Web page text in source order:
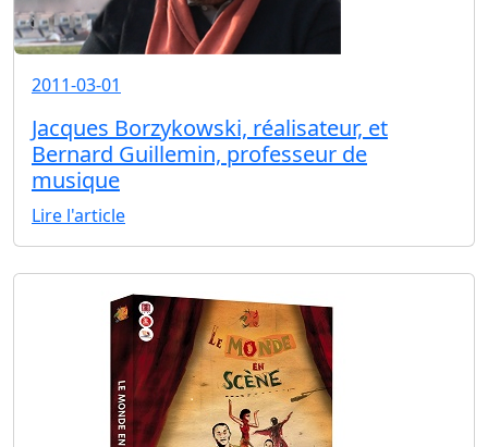
2011-03-01
Jacques Borzykowski, réalisateur, et
Bernard Guillemin, professeur de
musique
Lire l'article